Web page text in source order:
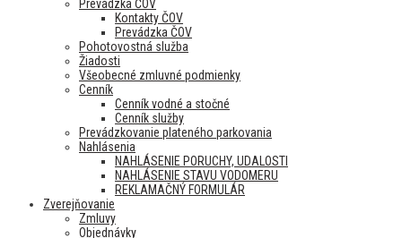
Prevádzka ČOV
Kontakty ČOV
Prevádzka ČOV
Pohotovostná služba
Žiadosti
Všeobecné zmluvné podmienky
Cenník
Cenník vodné a stočné
Cenník služby
Prevádzkovanie plateného parkovania
Nahlásenia
NAHLÁSENIE PORUCHY, UDALOSTI
NAHLÁSENIE STAVU VODOMERU
REKLAMAČNÝ FORMULÁR
Zverejňovanie
Zmluvy
Objednávky